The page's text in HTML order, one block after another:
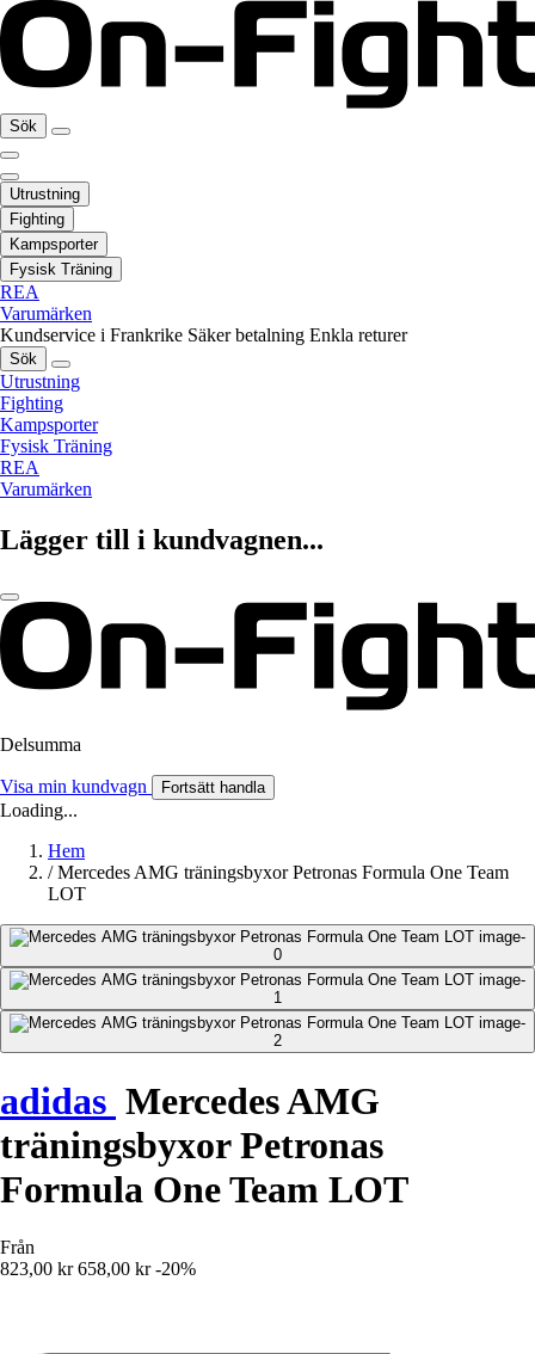
Sök
Utrustning
Fighting
Kampsporter
Fysisk Träning
REA
Varumärken
Kundservice i Frankrike Säker betalning Enkla returer
Sök
Utrustning
Fighting
Kampsporter
Fysisk Träning
REA
Varumärken
Lägger till i kundvagnen...
Delsumma
Visa min kundvagn Fortsätt handla
Loading...
Hem
/ Mercedes AMG träningsbyxor Petronas Formula One Team
LOT
adidas Mercedes AMG
träningsbyxor Petronas
Formula One Team LOT
Från
823,00 kr 658,00 kr -20%